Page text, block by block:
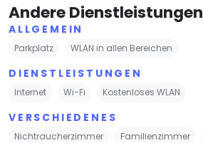
Andere Dienstleistungen
ALLGEMEIN
Parkplatz WLAN in allen Bereichen
DIENSTLEISTUNGEN
Internet Wi-Fi Kostenloses WLAN
VERSCHIEDENES
Nichtraucherzimmer Familienzimmer